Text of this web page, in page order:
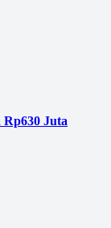
Juta